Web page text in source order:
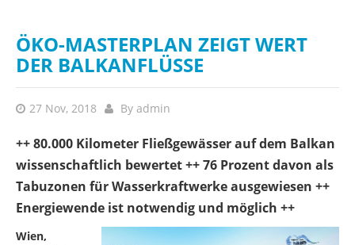
ÖKO-MASTERPLAN ZEIGT WERT
DER BALKANFLÜSSE
27 Nov, 2018 By admin
++ 80.000 Kilometer Fließgewässer auf dem Balkan
wissenschaftlich bewertet ++ 76 Prozent davon als
Tabuzonen für Wasserkraftwerke ausgewiesen ++
Energiewende ist notwendig und möglich ++
Wien,